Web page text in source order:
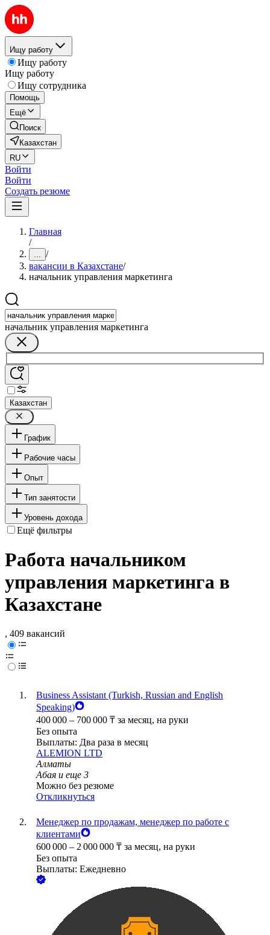
Ищу работу
Ищу работу
Ищу работу
Ищу сотрудника
Помощь
Ещё
Поиск
Казахстан
RU
Войти
Войти
Создать резюме
Главная
/
... /
вакансии в Казахстане/
начальник управления маркетинга
начальник управления маркетинга
Казахстан
График
Рабочие часы
Опыт
Тип занятости
Уровень дохода
Ещё фильтры
Работа начальником
управления маркетинга в
Казахстане
, 409 вакансий
Business Assistant (Turkish, Russian and English
Speaking)
400 000 – 700 000 ₸ за месяц, на руки
Без опыта
Выплаты: Два раза в месяц
ALEMION LTD
Алматы
Абая и еще 3
Можно без резюме
Откликнуться
Менеджер по продажам, менеджер по работе с
клиентами
600 000 – 2 000 000 ₸ за месяц, на руки
Без опыта
Выплаты: Ежедневно